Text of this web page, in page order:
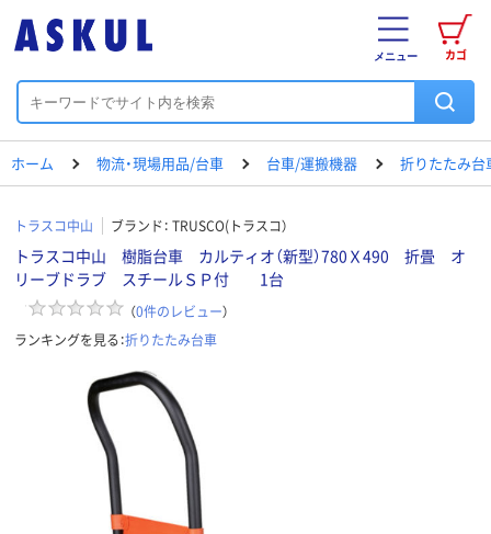
カゴ
メニュー
ホーム 物流・現場用品/台車 台車/運搬機器 折りたたみ台
トラスコ中山 ブランド： TRUSCO(トラスコ）
トラスコ中山 樹脂台車 カルティオ（新型）780Ｘ490 折畳 オ
リーブドラブ スチールＳＰ付 1台
（0件のレビュー）
ランキングを見る：折りたたみ台車